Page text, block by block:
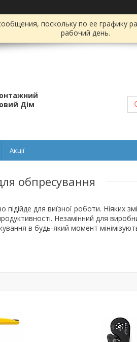
поскольку по ее графику
рабочий день.
Дім
Акції
обпресування
підійде для виїзної роботи. Ніяких
Незамінний для
в будь-який момент